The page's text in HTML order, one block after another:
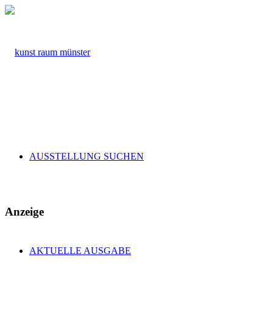
AUSSTELLUNG SUCHEN
AKTUELLE AUSGABE
Anzeige